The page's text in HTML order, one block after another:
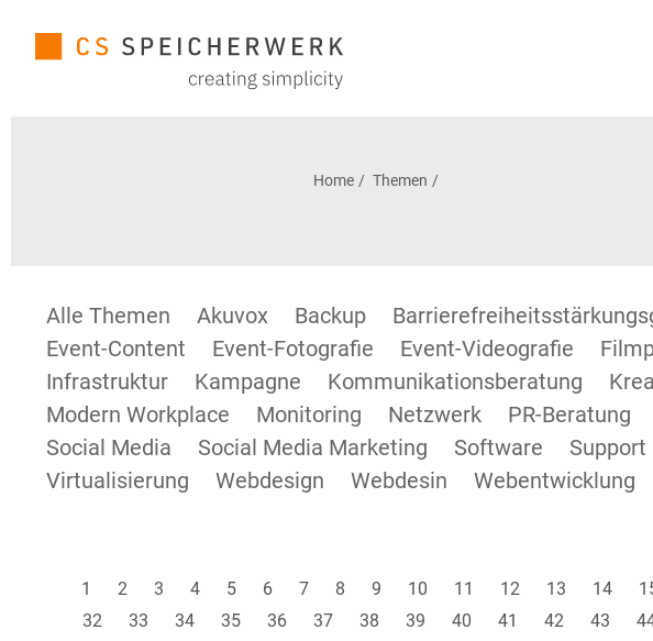
Home Themen
Alle Themen Akuvox Backup
Event-Content
Event-Fotografie Event-Videografie
Infrastruktur
Kampagne Kommunikationsberatung
Modern Workplace
Monitoring Netzwerk PR-Beratung
Social Media
Social Media Marketing Software Support
Virtualisierung
Webdesign Webdesin Webentwicklung
1 2 3 4 5 6 7 8 9 10 11 12 13 14
32
33 34 35 36 37 38 39 40 41 42 43